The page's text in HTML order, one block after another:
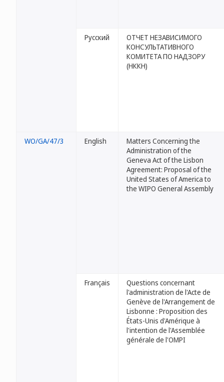
Русский
ОТЧЕТ НЕЗАВИСИМОГО
КОНСУЛЬТАТИВНОГО
КОМИТЕТА ПО НАДЗОРУ
(НККН)
WO/GA/47/3 English
Matters Concerning the
Administration of the
Geneva Act of the Lisbon
Agreement: Proposal of the
United States of America to
the WIPO General Assembly
Français
Questions concernant
l'administration de l'Acte de
Genève de l'Arrangement de
Lisbonne : Proposition des
États-Unis d'Amérique à
l'intention de l'Assemblée
générale de l'OMPI